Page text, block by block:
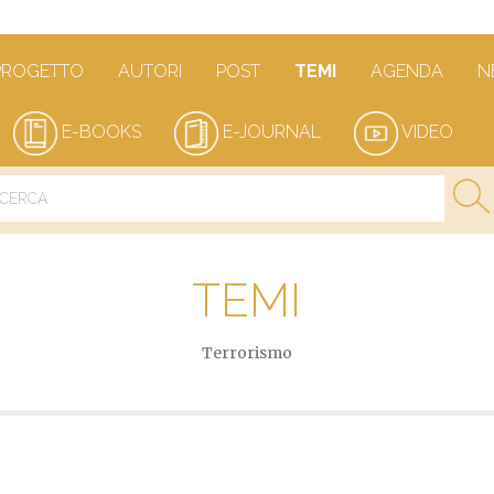
AUTORI POST TEMI AGENDA
E-BOOKS E-JOURNAL VIDEO
TEMI
Terrorismo